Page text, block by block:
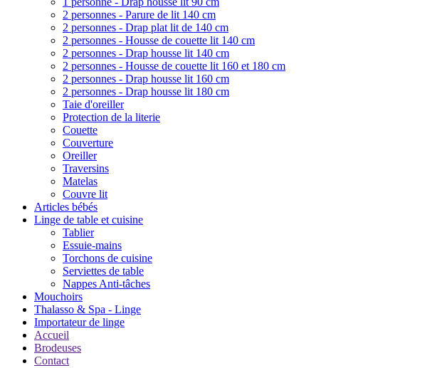
2 personnes - Parure de lit 140 cm
2 personnes - Drap plat lit de 140 cm
2 personnes - Housse de couette lit 140 cm
2 personnes - Drap housse lit 140 cm
2 personnes - Housse de couette lit 160 et 180 cm
2 personnes - Drap housse lit 160 cm
2 personnes - Drap housse lit 180 cm
Taie d'oreiller
Protection de la literie
Couette
Couverture
Oreiller
Traversins
Matelas
Couvre lit
Articles bébés
Linge de table et cuisine
Tablier
Essuie-mains
Torchons de cuisine
Serviettes de table
Nappes Anti-tâches
Mouchoirs
Thalasso & Spa - Linge
Importateur de linge
Accueil
Brodeuses
Contact